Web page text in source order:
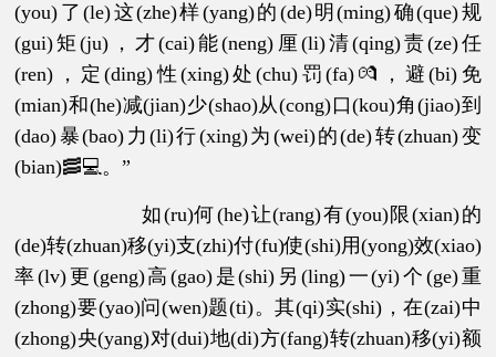
(you)了(le)这(zhe)样(yang)的(de)明(ming)确(que)规
(gui)矩(ju)，才(cai)能(neng)厘(li)清(qing)责(ze)任
(ren)，定(ding)性(xing)处(chu)罚(fa)💏，避(bi)免
(mian)和(he)减(jian)少(shao)从(cong)口(kou)角(jiao)到
(dao)暴(bao)力(li)行(xing)为(wei)的(de)转(zhuan)变
(bian)🥓💻。”
如(ru)何(he)让(rang)有(you)限(xian)的
(de)转(zhuan)移(yi)支(zhi)付(fu)使(shi)用(yong)效(xiao)
率(lv)更(geng)高(gao)是(shi)另(ling)一(yi)个(ge)重
(zhong)要(yao)问(wen)题(ti)。其(qi)实(shi)，在(zai)中
(zhong)央(yang)对(dui)地(di)方(fang)转(zhuan)移(yi)额